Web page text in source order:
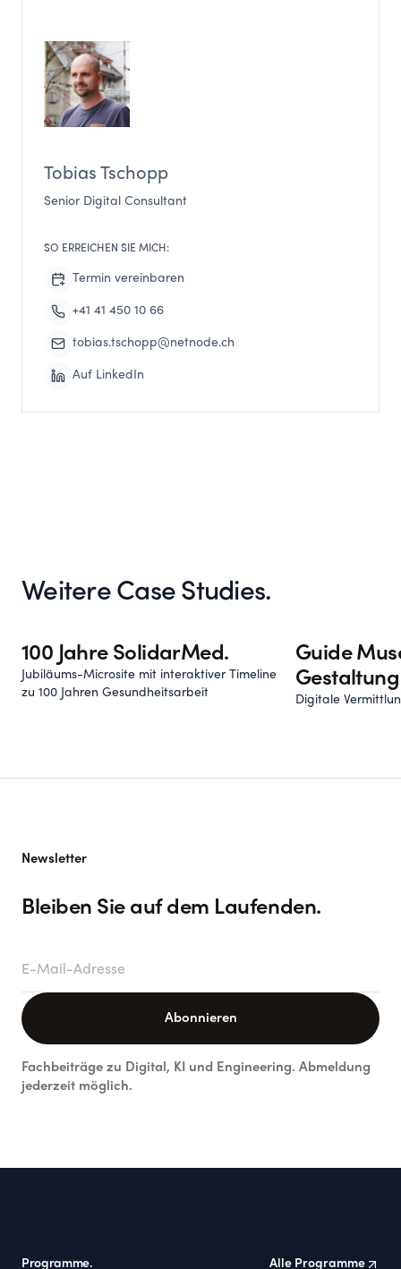
Tobias Tschopp
Senior Digital Consultant
SO ERREICHEN SIE MICH:
Termin vereinbaren
+41 41 450 10 66
tobias.tschopp@netnode.ch
Auf LinkedIn
Weitere Case Studies.
100 Jahre SolidarMed.
Jubiläums-Microsite mit interaktiver Timeline
zu 100 Jahren Gesundheitsarbeit
Guide
Gestaltung
Digitale
Newsletter
Bleiben Sie auf dem Laufenden.
E-Mail-Adresse
Abonnieren
Fachbeiträge zu Digital, KI und Engineering. Abmeldung
jederzeit möglich.
Programme. Alle Programme